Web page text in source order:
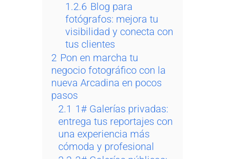
1.2.6 Blog para
fotógrafos: mejora tu
visibilidad y conecta con
tus clientes
2 Pon en marcha tu
negocio fotográfico con la
nueva Arcadina en pocos
pasos
2.1 1# Galerías privadas:
entrega tus reportajes con
una experiencia más
cómoda y profesional